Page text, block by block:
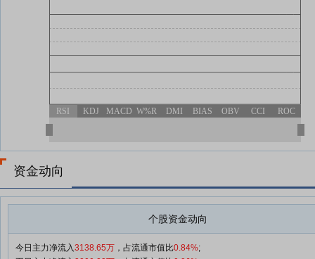
RSI KDJ MACD W%R DMI BIAS OBV CCI ROC
资金动向
个股资金动向
今日主力净流入3138.65万 ，占流通市值比0.84%;